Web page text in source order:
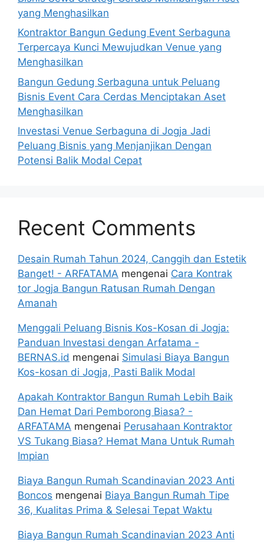
yang Menghasilkan
Kontraktor Bangun Gedung Event Serbaguna
Terpercaya Kunci Mewujudkan Venue yang
Menghasilkan
Bangun Gedung Serbaguna untuk Peluang
Bisnis Event Cara Cerdas Menciptakan Aset
Menghasilkan
Investasi Venue Serbaguna di Jogja Jadi
Peluang Bisnis yang Menjanjikan Dengan
Potensi Balik Modal Cepat
Recent Comments
Desain Rumah Tahun 2024, Canggih dan Estetik
Banget! - ARFATAMA mengenai Cara Kontrak
tor Jogja Bangun Ratusan Rumah Dengan
Amanah
Menggali Peluang Bisnis Kos-Kosan di Jogja:
Panduan Investasi dengan Arfatama -
BERNAS.id mengenai Simulasi Biaya Bangun
Kos-kosan di Jogja, Pasti Balik Modal
Apakah Kontraktor Bangun Rumah Lebih Baik
Dan Hemat Dari Pemborong Biasa? -
ARFATAMA mengenai Perusahaan Kontraktor
VS Tukang Biasa? Hemat Mana Untuk Rumah
Impian
Biaya Bangun Rumah Scandinavian 2023 Anti
Boncos mengenai Biaya Bangun Rumah Tipe
36, Kualitas Prima & Selesai Tepat Waktu
Biaya Bangun Rumah Scandinavian 2023 Anti